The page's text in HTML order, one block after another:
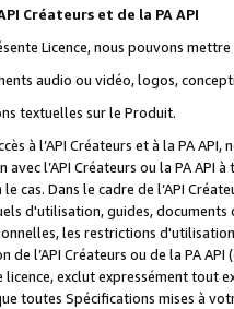
Créateurs et de la PA API
Licence, nous pouvons
audio ou vidéo, logos,
textuelles sur le Produit.
à l’API Créateurs et à la PA
l’API Créateurs ou la PA
cas. Dans le cadre de l’API
d'utilisation, guides,
les restrictions
l’API Créateurs ou de la PA
exclut expressément tout
toutes Spécifications mises à